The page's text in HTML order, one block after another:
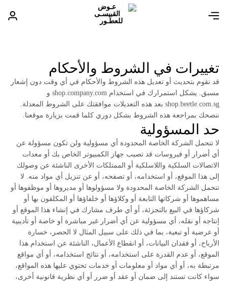
تغييرات في الشروط والأحكام
قد نقوم بتحديث أو تعديل هذه الشروط والأحكام في أي وقت دون إشعار
مسبق. يشكل استمرارك في استخدام shop.company.com و
shop.beetle.com.sg بعد هذه التعديلات موافقتك على الشروط المعدلة.
ننصحك بمراجعة هذه الشروط بشكل دوري كلما قمت بزيارة موقعنا.
حد المسؤولية
لا تتحمل الشركة الخاصة المحدودة أي مسؤولية ولن تكون مسؤولة عن
أي أضرار أو فيروسات قد تصيب جهاز الكمبيوتر الخاص بك أو معدات
الاتصالات السلكية واللاسلكية أو الممتلكات الأخرى الناشئة عن وصولك
إلى هذا الموقع، أو استخدامه، أو تصفحه، أو عن تنزيل أي مواد منه. لا
تتحمل الشركة الخاصة المحدودة ولا مسؤولوها أو مديروها أو موظفوها أو
مساهموها أو شركاتها التابعة أو وكلاؤها أو خلفاؤها أو المكلفون بها أو
شركاؤها في البيع بالتجزئة، أو أي طرف مشارك في إنشاء هذا الموقع أو
إنتاجه أو نقله، أي مسؤولية عن أي أضرار غير مباشرة أو خاصة أو تأديبية
أو عرضية أو تبعية، بما في ذلك على سبيل المثال لا الحصر، خسارة
الأرباح، أو فقدان البيانات، أو انقطاع الأعمال، الناشئة عن استخدام هذا
الموقع، أو عدم القدرة على استخدامه، أو نتائج استخدامه، أو أي مواقع
مرتبطة به، أو أي مواد أو معلومات أو خدمات تحتوي عليها هذه المواقع،
سواء كانت تستند إلى ضمان أو عقد أو ضرر أو أي نظرية قانونية أخرى،